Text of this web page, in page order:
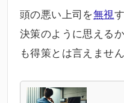
頭の悪い上司を無視
決策のように思える
も得策とは言えません